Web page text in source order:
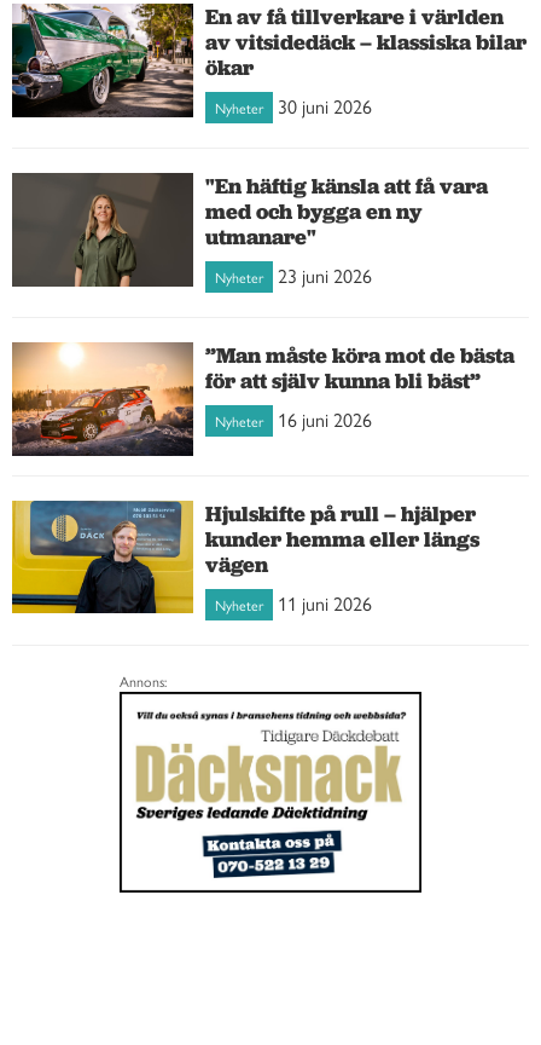
En av få tillverkare i världen
av vitsidedäck – klassiska bilar
ökar
Nyheter 30 juni 2026
"En häftig känsla att få vara
med och bygga en ny
utmanare"
Nyheter 23 juni 2026
”Man måste köra mot de bästa
för att själv kunna bli bäst”
Nyheter 16 juni 2026
Hjulskifte på rull – hjälper
kunder hemma eller längs
vägen
Nyheter 11 juni 2026
Annons: